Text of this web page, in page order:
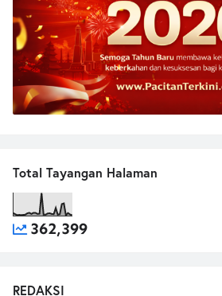
Total Tayangan Halaman
362,399
REDAKSI